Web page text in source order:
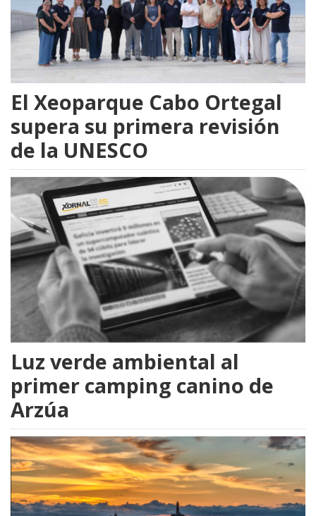
El Xeoparque Cabo Ortegal
supera su primera revisión
de la UNESCO
Luz verde ambiental al
primer camping canino de
Arzúa